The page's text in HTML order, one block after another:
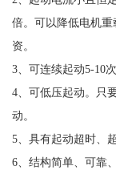
倍。可以降低电机
资。
3、可连续起动5-10
4、可低压起动。只
动。
5、具有起动超时、
6、结构简单、可靠